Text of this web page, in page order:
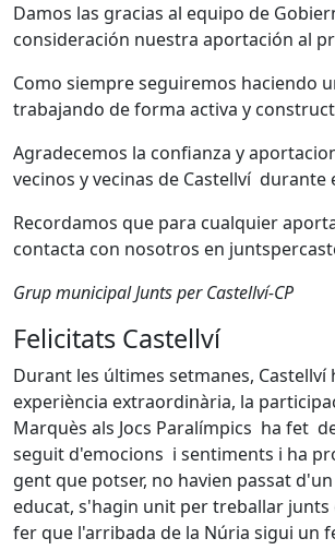
Damos las gracias al equipo de
consideración nuestra aportación al
Como siempre seguiremos haciendo
trabajando de forma activa y
Agradecemos la confianza y
vecinos y vecinas de Castellví durante
Recordamos que para cualquier
contacta con nosotros en
Grup municipal Junts per Castellví-CP
Felicitats Castellví
Durant les últimes setmanes, Castellví
experiència extraordinària, la
Marquès als Jocs Paralímpics ha fet
seguit d'emocions i sentiments i ha
gent que potser, no havien passat d'un
educat, s'hagin unit per treballar junts
fer que l'arribada de la Núria sigui un